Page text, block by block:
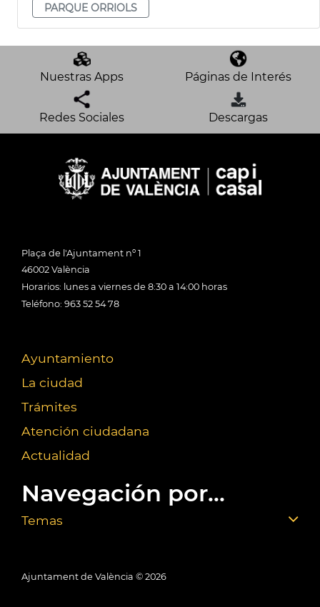
PARQUE ORRIOLS
Nuestras Apps Páginas de Interés
Redes Sociales Descargas
Plaça de l'Ajuntament nº 1
46002 València
Horarios: lunes a viernes de 8:30 a 14:00 horas
Teléfono: 963 52 54 78
Ayuntamiento
La ciudad
Trámites
Atención ciudadana
Actualidad
Navegación por...
Temas
Ajuntament de València © 2026